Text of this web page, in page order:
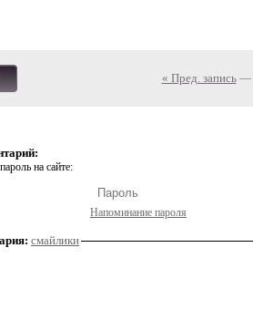
« Пред. запись—
на сайте:
Напоминание пароля
смайлики